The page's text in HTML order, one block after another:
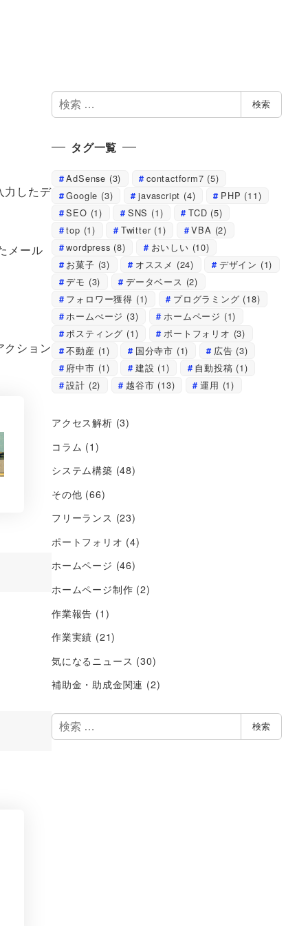
力したデ
メール
クション
検
索
検索
タグ一覧
AdSense (3) contactform7 (5)
Google (3) javascript (4) PHP (11)
SEO (1) SNS (1) TCD (5)
top (1) Twitter (1) VBA (2)
wordpress (8) おいしい (10)
お菓子 (3) オススメ (24) デザイン (1)
デモ (3) データベース (2)
フォロワー獲得 (1) プログラミング (18)
ホームぺージ (3) ホームページ (1)
ポスティング (1) ポートフォリオ (3)
不動産 (1) 国分寺市 (1) 広告 (3)
府中市 (1) 建設 (1) 自動投稿 (1)
設計 (2) 越谷市 (13) 運用 (1)
アクセス解析 (3)
コラム (1)
システム構築 (48)
その他 (66)
フリーランス (23)
ポートフォリオ (4)
ホームページ (46)
ホームページ制作 (2)
作業報告 (1)
作業実績 (21)
気になるニュース (30)
補助金・助成金関連 (2)
検
索
検索